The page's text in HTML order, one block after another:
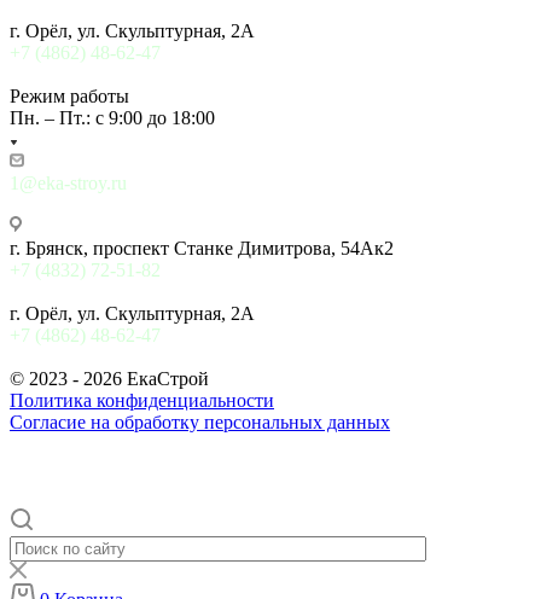
г. Орёл, ул. Скульптурная, 2А
+7 (4862) 48-62-47
Режим работы
Пн. – Пт.: с 9:00 до 18:00
1@eka-stroy.ru
г. Брянск, проспект Станке Димитрова, 54Ак2
+7 (4832) 72-51-82
г. Орёл, ул. Скульптурная, 2А
+7 (4862) 48-62-47
© 2023 - 2026 ЕкаСтрой
Политика конфиденциальности
Согласие на обработку персональных данных